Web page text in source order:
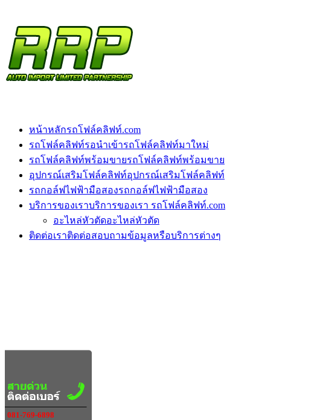
หน้าหลักรถโฟล์คลิฟท์.com
รถโฟล์คลิฟท์รอนำเข้ารถโฟล์คลิฟท์มาใหม่
รถโฟล์คลิฟท์พร้อมขายรถโฟล์คลิฟท์พร้อมขาย
อุปกรณ์เสริมโฟล์คลิฟท์อุปกรณ์เสริมโฟล์คลิฟท์
รถกอล์ฟไฟฟ้ามือสองรถกอล์ฟไฟฟ้ามือสอง
บริการของเราบริการของเรา รถโฟล์คลิฟท์.com
อะไหล่หัวตัดอะไหล่หัวตัด
ติดต่อเราติดต่อสอบถามข้อมูลหรือบริการต่างๆ
081-769-6898